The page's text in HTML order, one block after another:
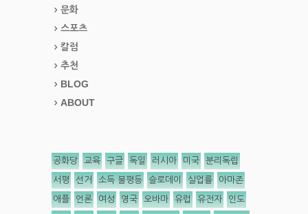
문화
스포츠
칼럼
추천
BLOG
ABOUT
공화당 교육 구글 독일 러시아 미국 분리독립
서평 선거 소득 불평등 슬로데이 실업률 아마존
애플 언론 여성 영국 오바마 유럽 유전자 인도